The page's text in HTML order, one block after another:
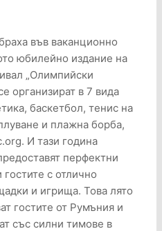
във ваканционно
юбилейно издание на
„Олимпийски
организират в 7 вида
баскетбол, тенис на
и плажна борба,
И тази година
перфектни
с отлично
и игрища. Това лято
гостите от Румъния и
със силни тимове в